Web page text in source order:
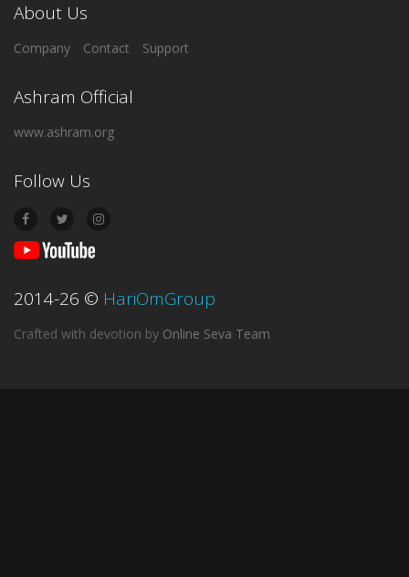
About Us
Company Contact Support
Ashram Official
www.ashram.org
Follow Us
2014-26 © HariOmGroup
Crafted with devotion by Online Seva Team